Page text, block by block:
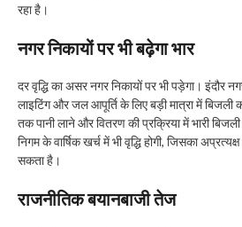
रहा है।
नगर निकायों पर भी बढ़ेगा भार
दर वृद्धि का असर नगर निकायों पर भी पड़ेगा। इंदौर
लाइटिंग और जल आपूर्ति के लिए बड़ी मात्रा में
तक पानी लाने और वितरण की प्रक्रिया में भारी
निगम के वार्षिक खर्च में भी वृद्धि होगी, जिसका
सकता है।
राजनीतिक बयानबाजी तेज